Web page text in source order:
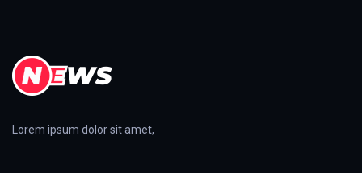
Lorem ipsum dolor sit amet,